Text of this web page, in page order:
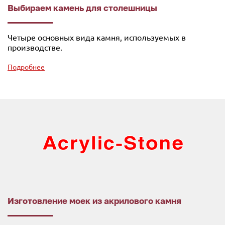
Выбираем камень для столешницы
Четыре основных вида камня, используемых в
производстве.
Подробнее
Изготовление моек из акрилового камня